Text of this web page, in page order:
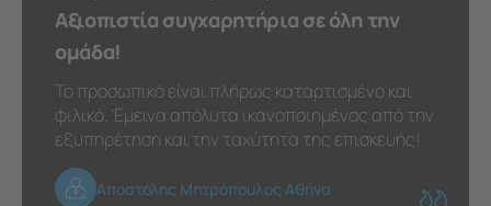
Αξιοπιστία συγχαρητήρια σε όλη την
ομάδα!
Το προσωπικό είναι πλήρως καταρτισμένο και
φιλικό. Έμεινα απόλυτα ικανοποιημένος από την
εξυπηρέτηση και την ταχύτητα της επισκευής!
Αποστόλης Μητρόπουλος Αθήνα